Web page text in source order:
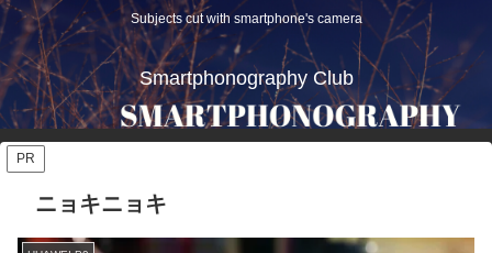
Subjects cut with smartphone's camera
Smartphonography Club
PR
ニョキニョキ